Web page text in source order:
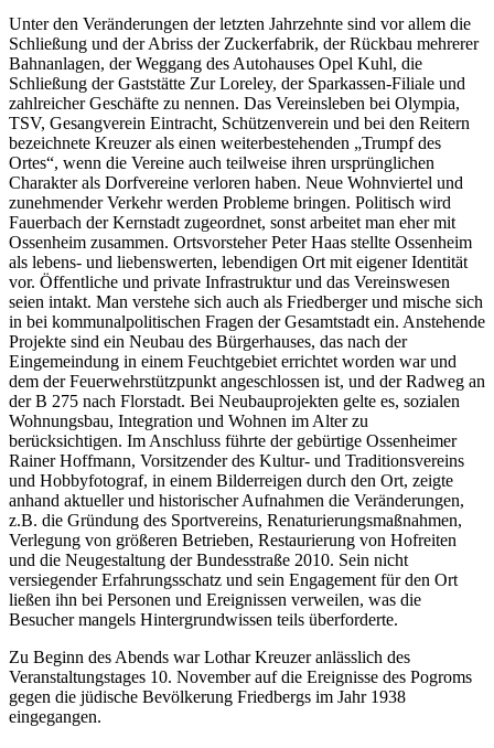
Unter den Veränderungen der letzten Jahrzehnte sind vor allem die
Schließung und der Abriss der Zuckerfabrik, der Rückbau mehrerer
Bahnanlagen, der Weggang des Autohauses Opel Kuhl, die
Schließung der Gaststätte Zur Loreley, der Sparkassen-Filiale und
zahlreicher Geschäfte zu nennen. Das Vereinsleben bei Olympia,
TSV, Gesangverein Eintracht, Schützenverein und bei den Reitern
bezeichnete Kreuzer als einen weiterbestehenden „Trumpf des
Ortes“, wenn die Vereine auch teilweise ihren ursprünglichen
Charakter als Dorfvereine verloren haben. Neue Wohnviertel und
zunehmender Verkehr werden Probleme bringen. Politisch wird
Fauerbach der Kernstadt zugeordnet, sonst arbeitet man eher mit
Ossenheim zusammen. Ortsvorsteher Peter Haas stellte Ossenheim
als lebens- und liebenswerten, lebendigen Ort mit eigener Identität
vor. Öffentliche und private Infrastruktur und das Vereinswesen
seien intakt. Man verstehe sich auch als Friedberger und mische sich
in bei kommunalpolitischen Fragen der Gesamtstadt ein. Anstehende
Projekte sind ein Neubau des Bürgerhauses, das nach der
Eingemeindung in einem Feuchtgebiet errichtet worden war und
dem der Feuerwehrstützpunkt angeschlossen ist, und der Radweg an
der B 275 nach Florstadt. Bei Neubauprojekten gelte es, sozialen
Wohnungsbau, Integration und Wohnen im Alter zu
berücksichtigen. Im Anschluss führte der gebürtige Ossenheimer
Rainer Hoffmann, Vorsitzender des Kultur- und Traditionsvereins
und Hobbyfotograf, in einem Bilderreigen durch den Ort, zeigte
anhand aktueller und historischer Aufnahmen die Veränderungen,
z.B. die Gründung des Sportvereins, Renaturierungsmaßnahmen,
Verlegung von größeren Betrieben, Restaurierung von Hofreiten
und die Neugestaltung der Bundesstraße 2010. Sein nicht
versiegender Erfahrungsschatz und sein Engagement für den Ort
ließen ihn bei Personen und Ereignissen verweilen, was die
Besucher mangels Hintergrundwissen teils überforderte.
Zu Beginn des Abends war Lothar Kreuzer anlässlich des
Veranstaltungstages 10. November auf die Ereignisse des Pogroms
gegen die jüdische Bevölkerung Friedbergs im Jahr 1938
eingegangen.